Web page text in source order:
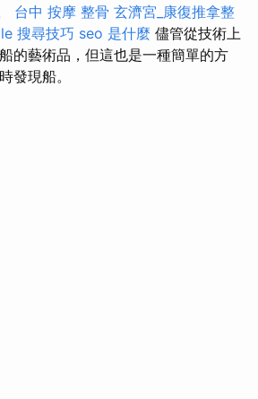
台中 按摩 整骨 玄濟宮_康復推拿整
搜尋技巧 seo 是什麼 儘管從技術上
的藝術品，但這也是一種簡單的方
發現船。